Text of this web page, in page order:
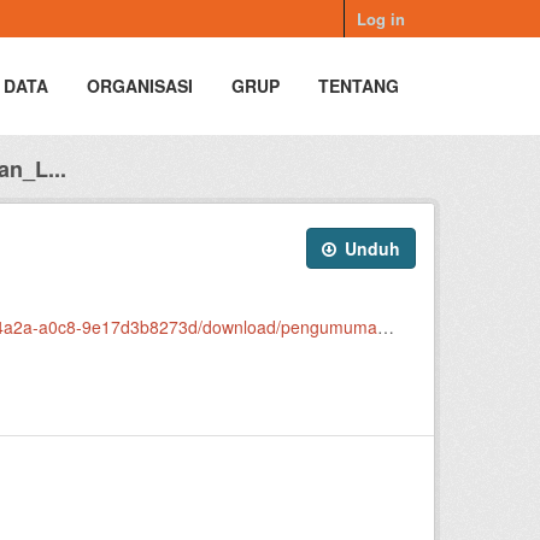
Log in
ORGANISASI GRUP TENTANG
Unduh
2025_bp-dwi-saptohaji.pdf